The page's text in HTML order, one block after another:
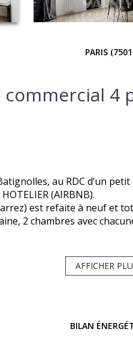
PARIS
au RDC d’un
(AIRBNB).
est refaite à neuf et
2 chambres avec
des transports,
à la vente, notre
AFFICHER
BILAN